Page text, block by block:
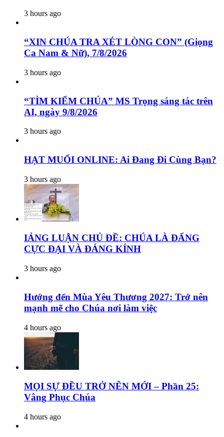
3 hours ago
“XIN CHÚA TRA XÉT LÒNG CON” (Giọng
Ca Nam & Nữ), 7/8/2026
3 hours ago
“TÌM KIẾM CHÚA” MS Trọng sáng tác trên
AI, ngày 9/8/2026
3 hours ago
HẠT MUỐI ONLINE: Ai Đang Đi Cùng Bạn?
3 hours ago
IẢNG LUẬN CHỦ ĐỀ: CHÚA LÀ ĐẤNG
CỰC ĐẠI VÀ ĐÁNG KÍNH
3 hours ago
Hướng đến Mùa Yêu Thương 2027: Trở nên
mạnh mẽ cho Chúa nơi làm việc
4 hours ago
MỌI SỰ ĐỀU TRỞ NÊN MỚI – Phần 25:
Vâng Phục Chúa
4 hours ago